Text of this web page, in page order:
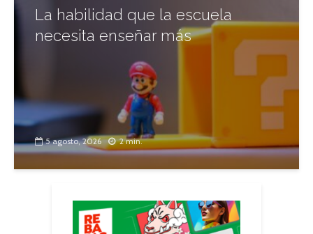
La habilidad que la escuela
necesita enseñar más
5 agosto, 2026 2 min.